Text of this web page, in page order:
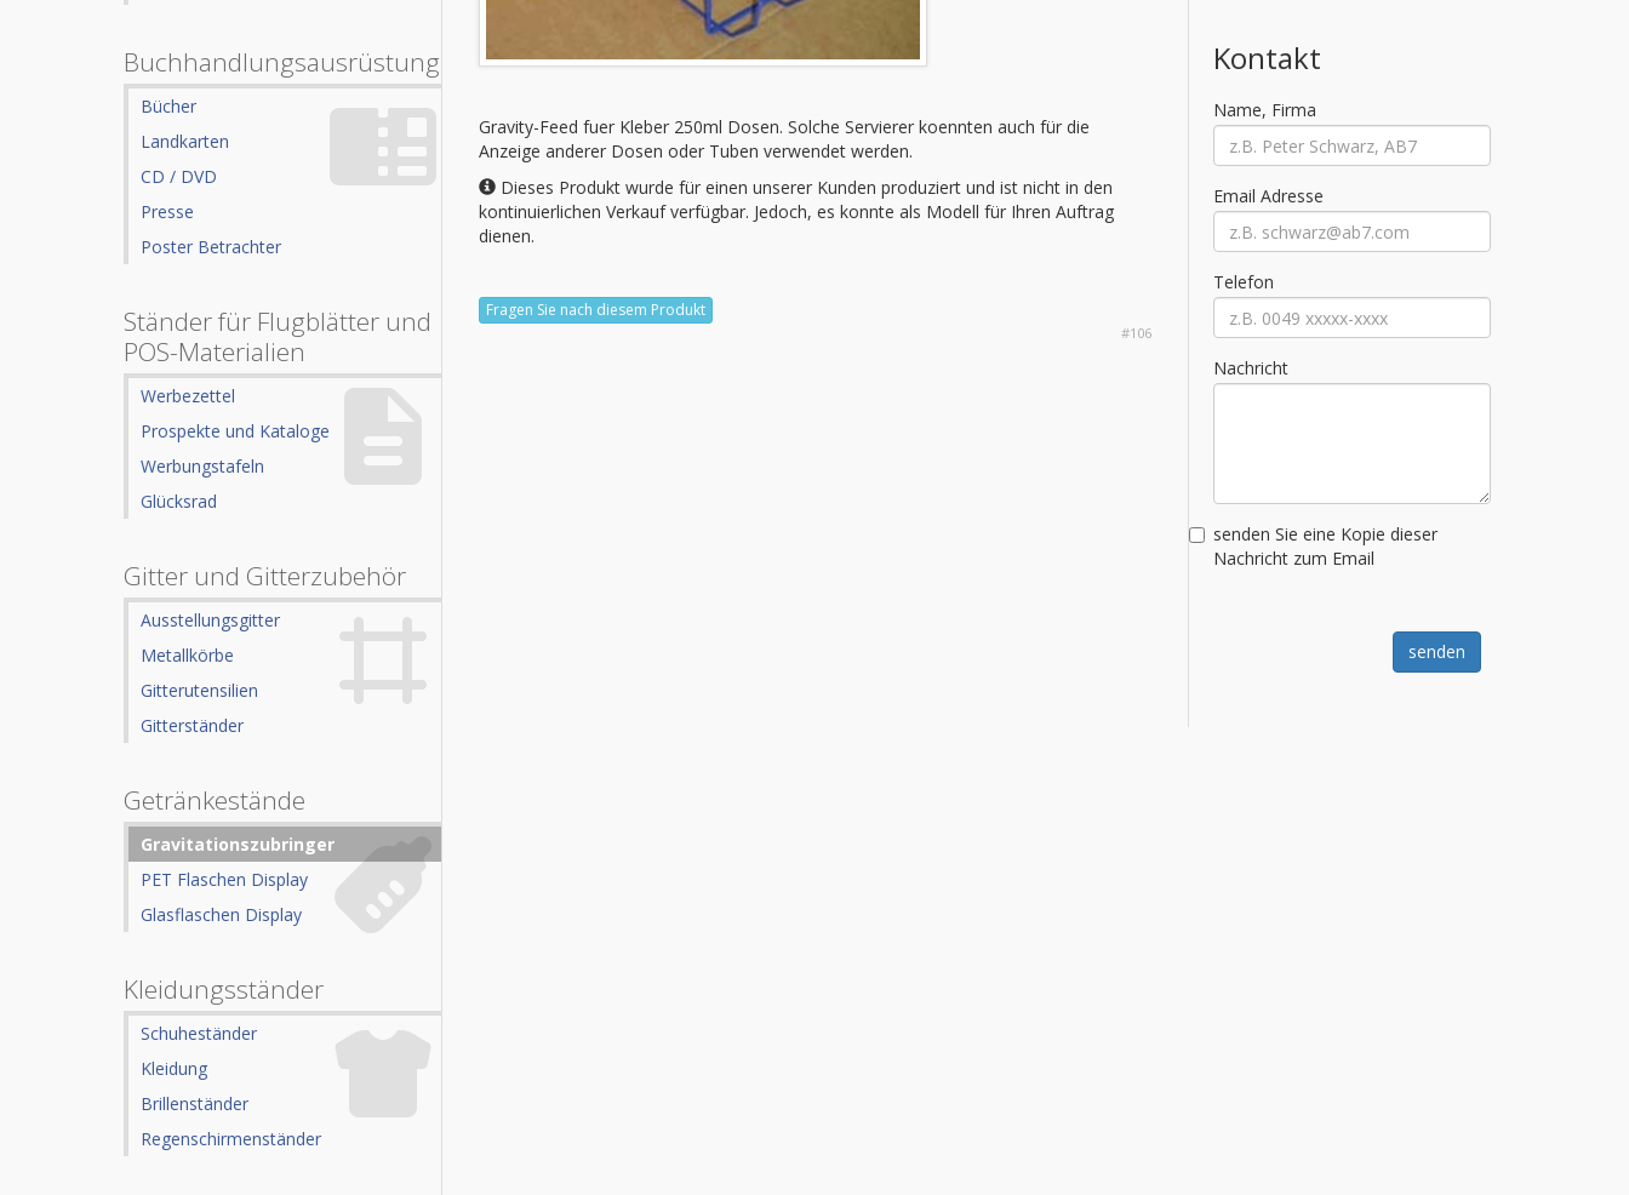
Buchhandlungsausrüstung
Bücher
Landkarten
CD / DVD
Presse
Poster Betrachter
Ständer für Flugblätter und
POS-Materialien
Werbezettel
Prospekte und Kataloge
Werbungstafeln
Glücksrad
Gitter und Gitterzubehör
Ausstellungsgitter
Metallkörbe
Gitterutensilien
Gitterständer
Getränkestände
Gravitationszubringer
PET Flaschen Display
Glasflaschen Display
Kleidungsständer
Schuheständer
Kleidung
Brillenständer
Regenschirmenständer
Gravity-Feed fuer Kleber 250ml Dosen. Solche Servierer koennten auch für die
Anzeige anderer Dosen oder Tuben verwendet werden.
Dieses Produkt wurde für einen unserer Kunden produziert und ist nicht in den
kontinuierlichen Verkauf verfügbar. Jedoch, es konnte als Modell für Ihren Auftrag
dienen.
Fragen Sie nach diesem Produkt
#106
Kontakt
Name, Firma
Email Adresse
Telefon
Nachricht
senden Sie eine Kopie dieser
Nachricht zum Email
senden